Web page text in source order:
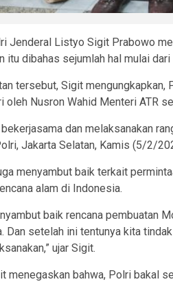
Jenderal Listyo Sigit Prabowo
itu dibahas sejumlah hal mulai
tersebut, Sigit
oleh Nusron Wahid Menteri ATR
dan melaksanakan
Jakarta Selatan, Kamis (5/2/
menyambut baik terkait
alam di Indonesia.
baik rencana pembuatan
Dan setelah ini tentunya kita
ujar Sigit.
menegaskan bahwa, Polri bakal